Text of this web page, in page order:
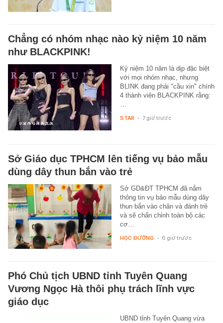
Chẳng có nhóm nhạc nào kỷ niệm 10 năm
như BLACKPINK!
Kỷ niệm 10 năm là dịp đặc biệt
với mọi nhóm nhạc, nhưng
BLINK đang phải "cầu xin" chính
4 thành viên BLACKPINK rằng:
STAR - 7 giờ trước
Sở Giáo dục TPHCM lên tiếng vụ bảo mẫu
dùng dây thun bắn vào trẻ
Sở GD&ĐT TPHCM đã nắm
thông tin vụ bảo mẫu dùng dây
thun bắn vào chân và đánh trẻ
và sẽ chấn chỉnh toàn bộ các
cơ…
HỌC ĐƯỜNG - 6 giờ trước
Phó Chủ tịch UBND tỉnh Tuyên Quang
Vương Ngọc Hà thôi phụ trách lĩnh vực
giáo dục
UBND tỉnh Tuyên Quang vừa